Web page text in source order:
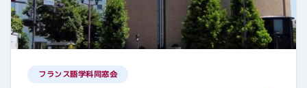
フランス語学科同窓会